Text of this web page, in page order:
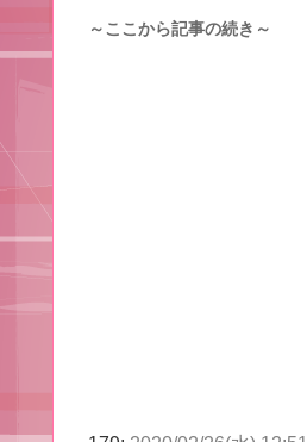
～ここから記事の続き～